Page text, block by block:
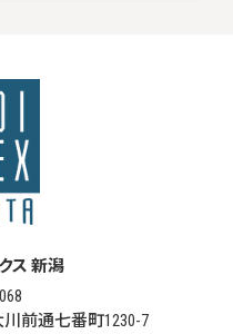
ス 新潟
前通七番町1230-7